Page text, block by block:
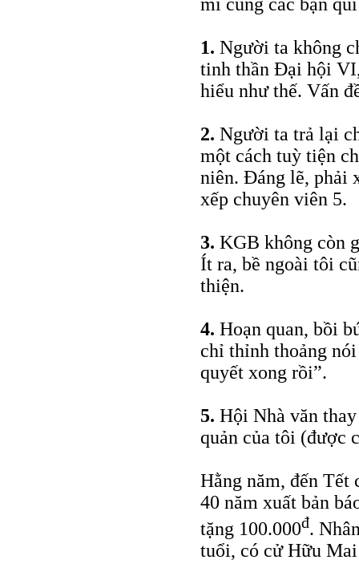
mỉ cùng các bạn
1. Người ta không
tinh thần Đại hội
hiểu như thế. Vấn
2. Người ta trả lại
một cách tuỳ tiện
niên. Đáng lẽ, phải
xếp chuyên viên 5.
3. KGB không còn
Ít ra, bề ngoài tôi
thiện.
4. Hoạn quan, bồi
chỉ thỉnh thoảng
quyết xong rồi”.
5. Hội Nhà văn
quản của tôi (được
Hằng năm, đến
40 năm xuất bản
tặng 100.000đ.
tuổi, có cử Hữu